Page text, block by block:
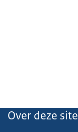
Over deze site